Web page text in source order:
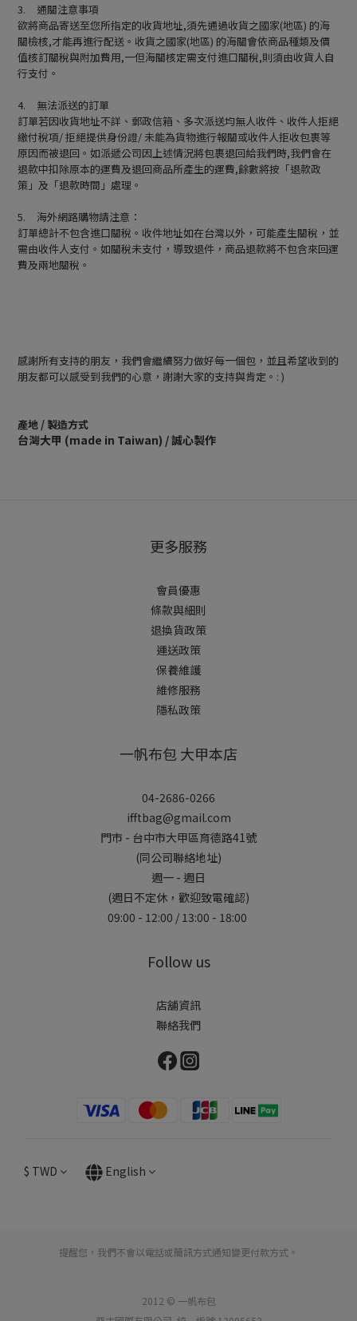
3.
通關注意事項
欲將商品寄送至您所指定的收貨地址,須先通過收貨之國家(地區) 的海
關檢核,才能再進行配送。收貨之國家(地區) 的海關會依商品種類及價
值核訂關稅與附加費用,一但海關核定需支付進口關稅,則須由收貨人自
行支付。
4.
無法派送的訂單
訂單若因收貨地址不詳、郵政信箱、多次派送均無人收件、收件人拒絕
繳付稅項/ 拒絕提供身份證/ 未能為貨物進行報關或收件人拒收包裹等
原因而被退回。如派遞公司因上述情況將包裹退回給我們時,我們會在
退款中扣除原本的運費及退回商品所產生的運費,餘數將按「退款政
策」及「退款時間」處理。
5.
海外網路購物請注意：
訂單總計不包含進口關稅。收件地址如在台灣以外，可能產生關稅，並
需由收件人支付。如關稅未支付，導致退件，商品退款將不包含來回運
費及兩地關稅。
感謝所有支持的朋友，我們會繼續努力做好每一個包，並且希望收到的
朋友都可以感受到我們的心意，謝謝大家的支持與肯定。: )
產地 / 製造方式
台灣大甲 (made in Taiwan) / 誠心製作
更多服務
會員優惠
條款與細則
退換貨政策
運送政策
保養維護
維修服務
隱私政策
一帆布包 大甲本店
04-2686-0266
ifftbag@gmail.com
門市 - 台中市大甲區育德路41號
(同公司聯絡地址)
週一 - 週日
(週日不定休，歡迎致電確認)
09:00 - 12:00 / 13:00 - 18:00
Follow us
店舖資訊
聯絡我們
$ TWD English
提醒您，我們不會以電話或簡訊方式通知變更付款方式。
2012 © 一帆布包